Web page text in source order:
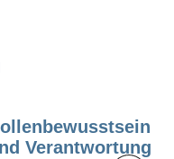
Verantwortung